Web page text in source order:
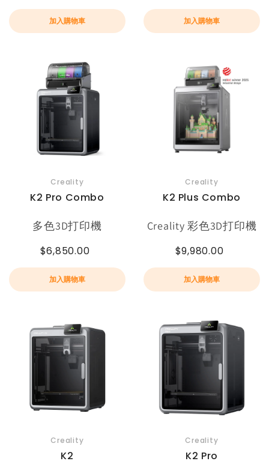
加入購物車 加入購物車
Creality
K2 Pro Combo
多色3D打印機
$6,850.00
加入購物車
Creality
K2 Plus Combo
Creality 彩色3D打印機
$9,980.00
加入購物車
Creality
K2
Creality
K2 Pro